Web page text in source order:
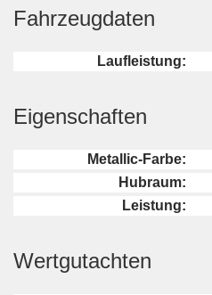
Fahrzeugdaten
Laufleistung:
Eigenschaften
Metallic-Farbe:
Hubraum:
Leistung:
Wertgutachten